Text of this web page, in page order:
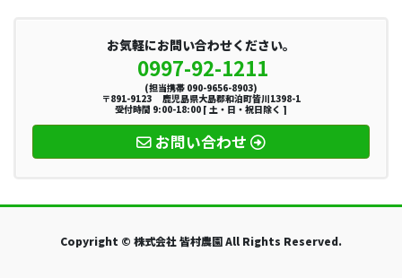
お気軽にお問い合わせください。
0997-92-1211
(担当携帯 090-9656-8903)
〒891-9123 鹿児島県大島郡和泊町皆川1398-1
受付時間 9:00-18:00 [ 土・日・祝日除く ]
お問い合わせ
Copyright © 株式会社 皆村農園 All Rights Reserved.